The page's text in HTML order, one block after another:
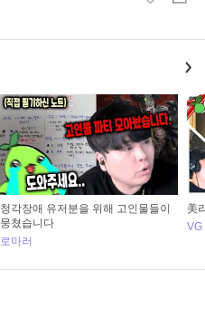
청각장애 유저분을 위해 고인물들이
뭉쳤습니다
로마러
美
VG